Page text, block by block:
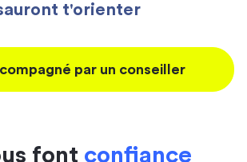
t'orienter
par un conseiller
font confiance